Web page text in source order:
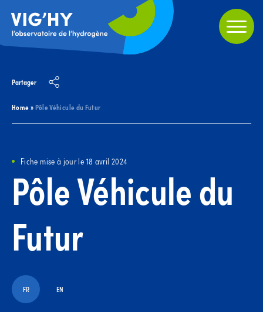
Home»Pôle Véhicule du Futur
Partager
Fiche mise à jour le 18 avril 2024
Pôle Véhicule du
Futur
FR EN